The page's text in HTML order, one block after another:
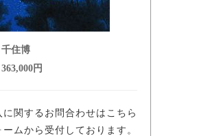
千住博
363,000円
に関するお問合わせはこちら
ームから受付しております。